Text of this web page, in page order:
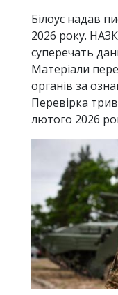
Білоус надав
2026 року.
суперечать
Матеріали
органів за
Перевірка
лютого 2026